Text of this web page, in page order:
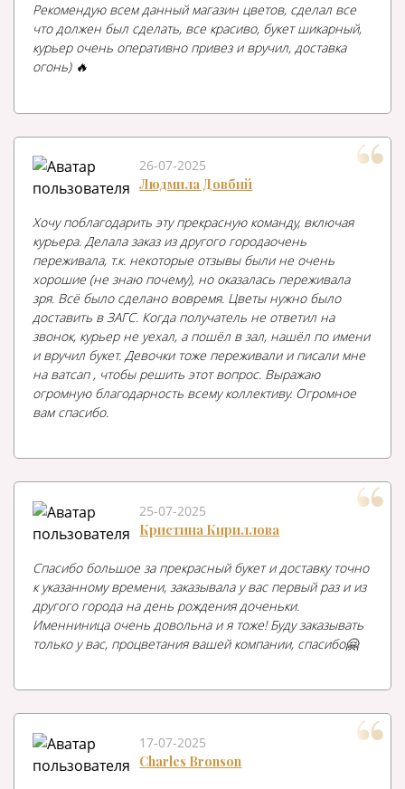
Рекомендую всем данный магазин цветов, сделал все
что должен был сделать, все красиво, букет шикарный,
курьер очень оперативно привез и вручил, доставка
огонь) 🔥
26-07-2025
Людмила Довбий
Хочу поблагодарить эту прекрасную команду, включая
курьера. Делала заказ из другого городаочень
переживала, т.к. некоторые отзывы были не очень
хорошие (не знаю почему), но оказалась переживала
зря. Всё было сделано вовремя. Цветы нужно было
доставить в ЗАГС. Когда получатель не ответил на
звонок, курьер не уехал, а пошёл в зал, нашёл по имени
и вручил букет. Девочки тоже переживали и писали мне
на ватсап , чтобы решить этот вопрос. Выражаю
огромную благодарность всему коллективу. Огромное
вам спасибо.
25-07-2025
Кристина Кириллова
Спасибо большое за прекрасный букет и доставку точно
к указанному времени, заказывала у вас первый раз и из
другого города на день рождения доченьки.
Именниница очень довольна и я тоже! Буду заказывать
только у вас, процветания вашей компании, спасибо🤗
17-07-2025
Charles Bronson